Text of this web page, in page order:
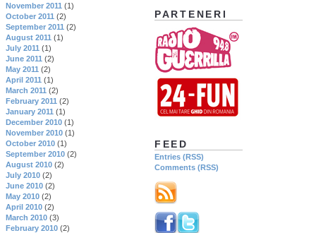
PARTENERI
FEED
Entries (RSS)
Comments (RSS)
November 2011 (1)
October 2011 (2)
September 2011 (2)
August 2011 (1)
July 2011 (1)
June 2011 (2)
May 2011 (2)
April 2011 (1)
March 2011 (2)
February 2011 (2)
January 2011 (1)
December 2010 (1)
November 2010 (1)
October 2010 (1)
September 2010 (2)
August 2010 (2)
July 2010 (2)
June 2010 (2)
May 2010 (2)
April 2010 (2)
March 2010 (3)
February 2010 (2)